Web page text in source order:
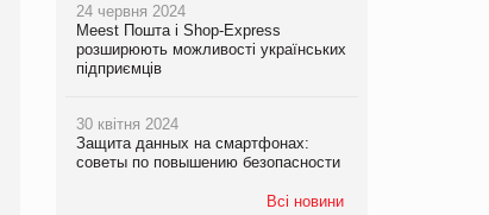
24 червня 2024
Meest Пошта і Shop-Express
розширюють можливості українських
підприємців
30 квітня 2024
Защита данных на смартфонах:
советы по повышению безопасности
Всі новини